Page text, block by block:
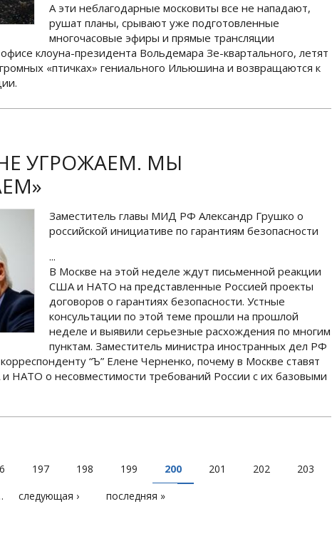
А эти неблагодарные московиты все не нападают,
рушат планы, срывают уже подготовленные
многочасовые эфиры и прямые трансляции
клоуна-президента Вольдемара Зе-квартального, летят
«птичках» гениального Ильюшина и возвращаются к
УГРОЖАЕМ. МЫ
Заместитель главы МИД РФ Александр Грушко о
российской инициативе по гарантиям безопасности
...
В Москве на этой неделе ждут письменной реакции
США и НАТО на представленные Россией проекты
договоров о гарантиях безопасности. Устные
консультации по этой теме прошли на прошлой
неделе и выявили серьезные расхождения по многим
пунктам. Заместитель министра иностранных дел РФ
“Ъ” Елене Черненко, почему в Москве ставят
о несовместимости требований России с их базовыми
197 198 199 200 201 202
203
следующая › последняя »